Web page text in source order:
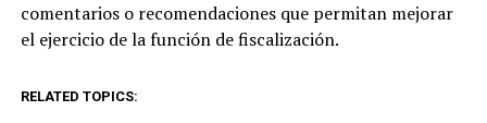
comentarios o recomendaciones que permitan mejorar
el ejercicio de la función de fiscalización.
RELATED TOPICS: